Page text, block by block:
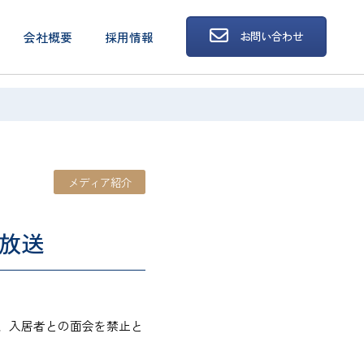
会社概要 採用情報 お問い合わせ
メディア紹介
送
入居者との面会を禁止と